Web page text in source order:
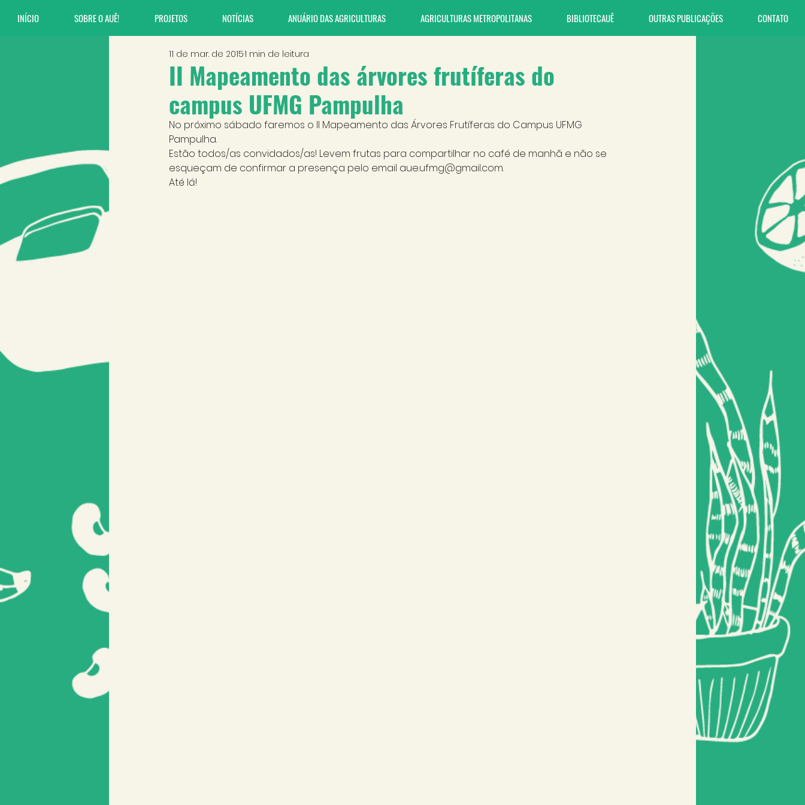
INÍCIO SOBRE O AUÊ! PROJETOS NOTÍCIAS ANUÁRIO DAS AGRICULTURAS AGRICULTURAS METROPOLITANAS BIBLIOTECAUÊ OUTRAS PUBLICAÇÕES CONTATO
II Mapeamento das árvores frutíferas do
campus UFMG Pampulha
11 de mar. de 20151 min de leitura
No próximo sábado faremos o II Mapeamento das Árvores Frutíferas do Campus UFMG
Pampulha.
Estão todos/as convidados/as! Levem frutas para compartilhar no café de manhã e não se
esqueçam de confirmar a presença pelo email aue.ufmg@gmail.com.
Até lá!